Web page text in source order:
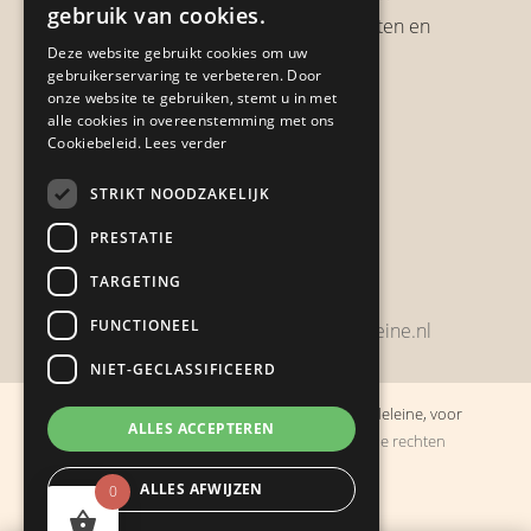
Verzendbeleid, verzendkosten en
verzendtijden
Heb je een klacht?
Zwijnsbergenstraat 154
bestelling@boulevarddelamadeleine.nl
Boulevard de la Madeleine, voor
cadeaus die je stiekem liever zelf houdt· Alle rechten
voorbehouden
Ontwikkeling door
Probu
0
gebruik van cookies.
Deze website gebruikt cookies om uw
gebruikerservaring te verbeteren. Door
onze website te gebruiken, stemt u in met
alle cookies in overeenstemming met ons
Cookiebeleid. Lees verder
STRIKT NOODZAKELIJK
PRESTATIE
TARGETING
FUNCTIONEEL
NIET-GECLASSIFICEERD
ALLES ACCEPTEREN
ALLES AFWIJZEN